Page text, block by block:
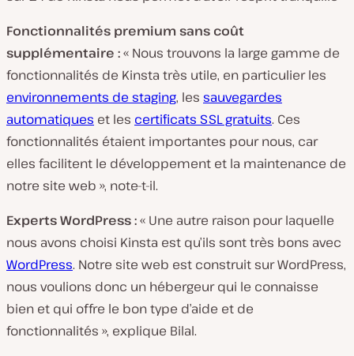
Fonctionnalités premium sans coût
supplémentaire :« Nous trouvons la large gamme de
fonctionnalités de Kinsta très utile, en particulier les
environnements de staging, les sauvegardes
automatiques et les certificats SSL gratuits. Ces
fonctionnalités étaient importantes pour nous, car
elles facilitent le développement et la maintenance de
notre site web », note-t-il.
Experts WordPress :« Une autre raison pour laquelle
nous avons choisi Kinsta est qu’ils sont très bons avec
WordPress. Notre site web est construit sur WordPress,
nous voulions donc un hébergeur qui le connaisse
bien et qui offre le bon type d’aide et de
fonctionnalités », explique Bilal.